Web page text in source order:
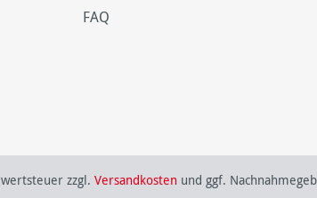
FAQ
zzgl. Versandkosten und ggf.